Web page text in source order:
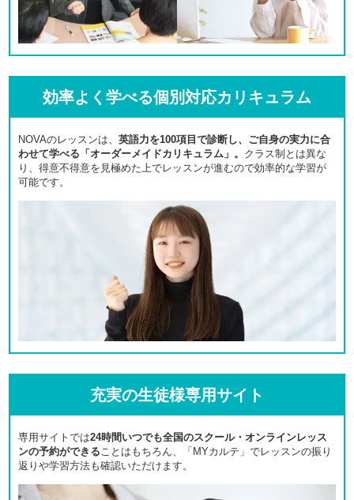
効率よく学べる個別対応カリキュラム
NOVAのレッスンは、 英語力を100項目で診断し、ご自身の実力に合
わせて学べる「オーダーメイドカリキュラム」。 クラス制とは異な
り、得意不得意を見極めた上でレッスンが進むので効率的な学習が
可能です。
充実の生徒様専用サイト
専用サイトでは24時間いつでも全国のスクール・オンラインレッス
ンの予約ができることはもちろん、「MYカルテ」でレッスンの振り
返りや学習方法も確認いただけます。